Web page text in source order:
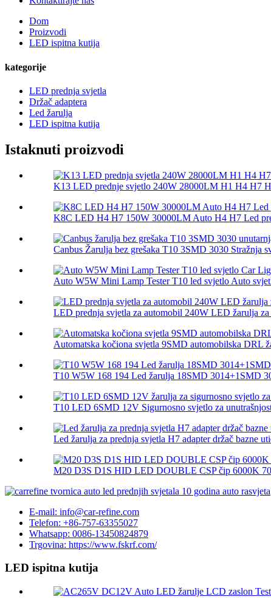
Dom
Proizvodi
LED ispitna kutija
kategorije
LED prednja svjetla
Držač adaptera
Led žarulja
LED ispitna kutija
Istaknuti proizvodi
K13 LED prednje svjetlo 240W 28000LM H1 H4 H7
K8C LED H4 H7 150W 30000LM Auto H4 H7 Led
Canbus Žarulja bez grešaka T10 3SMD 3030 Stražnja
Auto W5W Mini Lamp Tester T10 led svjetlo Auto
LED prednja svjetla za automobil 240W LED žarulja za
Automatska kočiona svjetla 9SMD automobilska DRL
T10 W5W 168 194 Led žarulja 18SMD 3014+1SMD
T10 LED 6SMD 12V Sigurnosno svjetlo za
Led žarulja za prednja svjetla H7 adapter držač bazne
M20 D3S D1S HID LED DOUBLE CSP čip 6000K
E-mail: info@car-refine.com
Telefon: +86-757-63355027
Whatsapp: 0086-13450824879
Trgovina: https://www.fskrf.com/
LED ispitna kutija